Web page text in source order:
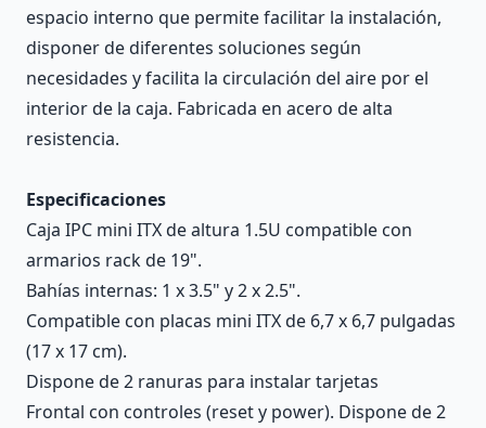
espacio interno que permite facilitar la instalación,
disponer de diferentes soluciones según
necesidades y facilita la circulación del aire por el
interior de la caja. Fabricada en acero de alta
resistencia.
Especificaciones
Caja IPC mini ITX de altura 1.5U compatible con
armarios rack de 19".
Bahías internas: 1 x 3.5" y 2 x 2.5".
Compatible con placas mini ITX de 6,7 x 6,7 pulgadas
(17 x 17 cm).
Dispone de 2 ranuras para instalar tarjetas
Frontal con controles (reset y power). Dispone de 2